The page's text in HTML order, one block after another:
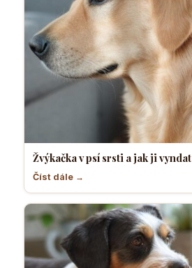
Žvýkačka v psí srsti a jak ji vyndat
Číst dále →